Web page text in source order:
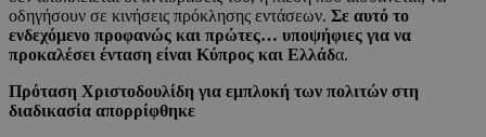
οδηγήσουν σε κινήσεις πρόκλησης εντάσεων. Σε αυτό το
ενδεχόμενο προφανώς και πρώτες… υποψήφιες για να
προκαλέσει ένταση είναι Κύπρος και Ελλάδα.
Πρόταση Χριστοδουλίδη για εμπλοκή των πολιτών στη
διαδικασία απορρίφθηκε